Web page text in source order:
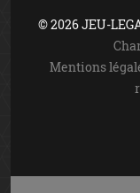
© 2026 JEU-
Mentions